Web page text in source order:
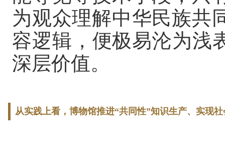
为观众理解中华民族共
容逻辑，便极易沦为浅
深层价值。
从实践上看，博物馆推进“共同性”知识生产、实现